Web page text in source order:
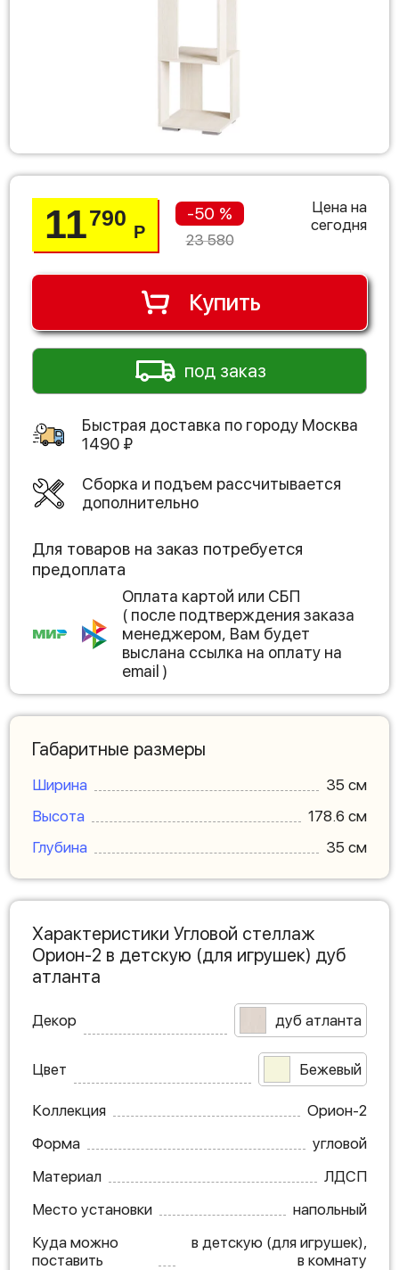
11790
Р
-50 %
23 580
Цена на
сегодня
Купить
под заказ
Быстрая доставка по городу Москва
1490 ₽
Сборка и подъем рассчитывается
дополнительно
Для товаров на заказ потребуется
предоплата
Оплата картой или СБП
( после подтверждения заказа
менеджером, Вам будет
выслана ссылка на оплату на
email )
Габаритные размеры
Ширина
35 см
Высота
178.6 см
Глубина
35 см
Характеристики Угловой стеллаж
Орион-2 в детскую (для игрушек) дуб
атланта
Декор дуб атланта
Цвет Бежевый
Коллекция
Орион-2
Форма
угловой
Материал
ЛДСП
Место установки
напольный
Куда можно
поставить
в детскую (для игрушек),
в комнату